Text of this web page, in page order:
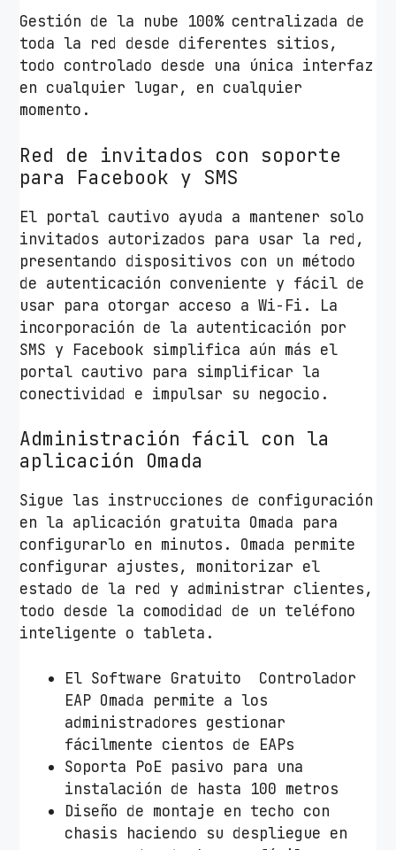
.
4
G
A
n
t
e
n
a
s
d
e
4
d
B
/
W
F
i
8
0
2
.
1
Gestión de la nube 100% centralizada de
toda la red desde diferentes sitios,
todo controlado desde una única interfaz
en cualquier lugar, en cualquier
momento.
Red de invitados con soporte
para Facebook y SMS
El portal cautivo ayuda a mantener solo
invitados autorizados para usar la red,
presentando dispositivos con un método
de autenticación conveniente y fácil de
usar para otorgar acceso a Wi-Fi. La
incorporación de la autenticación por
SMS y Facebook simplifica aún más el
portal cautivo para simplificar la
conectividad e impulsar su negocio.
Administración fácil con la
aplicación Omada
Sigue las instrucciones de configuración
en la aplicación gratuita Omada para
configurarlo en minutos. Omada permite
configurar ajustes, monitorizar el
estado de la red y administrar clientes,
todo desde la comodidad de un teléfono
inteligente o tableta.
El Software Gratuito Controlador
EAP Omada permite a los
administradores gestionar
fácilmente cientos de EAPs
Soporta PoE pasivo para una
instalación de hasta 100 metros
Diseño de montaje en techo con
chasis haciendo su despliegue en